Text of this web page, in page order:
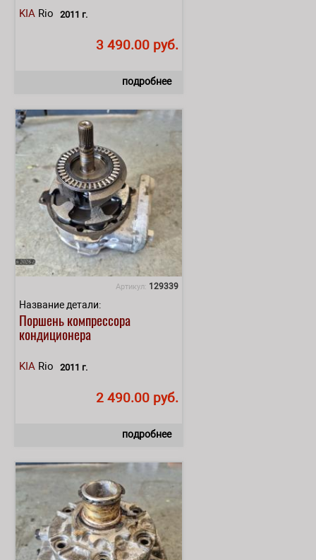
KIA Rio 2011 г.
3 490.00 руб.
подробнее
Артикул: 129339
Название детали:
Поршень компрессора
кондиционера
KIA Rio 2011 г.
2 490.00 руб.
подробнее